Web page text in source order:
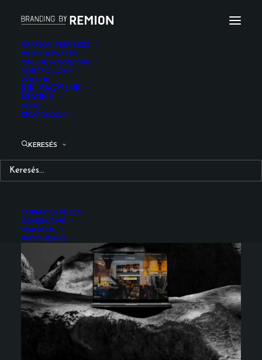
GRAFIKAI TERVEZÉS
WEBFEJLESZTÉS
ONLINE MARKETING
PORTFÓLIÓNK
RÓLUNK
KIK VAGYUNK
DÍJAINK
BLOG
KAPCSOLAT
KERESÉS
FORMATERVEZÉS
CONSULTING
BRANDING
WAYFINDING
Cyrano étterem weboldal
cyrano.hu